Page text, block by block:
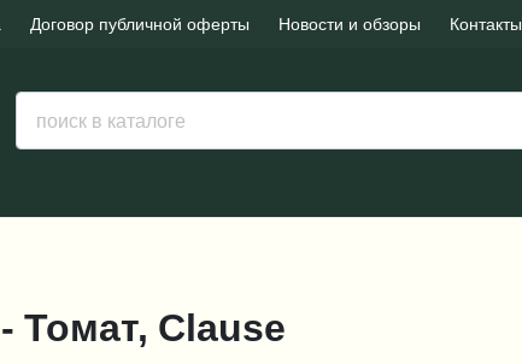
Договор публичной оферты Новости и обзоры Контакты
Томат, Clause